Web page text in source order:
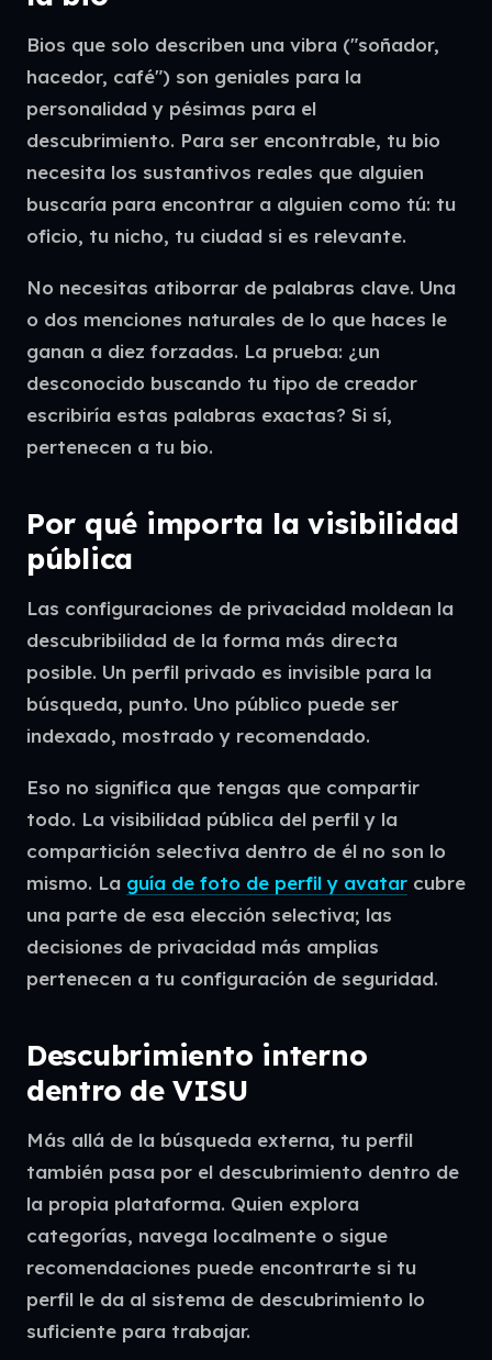
Bios que solo describen una vibra ("soñador,
hacedor, café") son geniales para la
personalidad y pésimas para el
descubrimiento. Para ser encontrable, tu bio
necesita los sustantivos reales que alguien
buscaría para encontrar a alguien como tú: tu
oficio, tu nicho, tu ciudad si es relevante.
No necesitas atiborrar de palabras clave. Una
o dos menciones naturales de lo que haces le
ganan a diez forzadas. La prueba: ¿un
desconocido buscando tu tipo de creador
escribiría estas palabras exactas? Si sí,
pertenecen a tu bio.
Por qué importa la visibilidad
pública
Las configuraciones de privacidad moldean la
descubribilidad de la forma más directa
posible. Un perfil privado es invisible para la
búsqueda, punto. Uno público puede ser
indexado, mostrado y recomendado.
Eso no significa que tengas que compartir
todo. La visibilidad pública del perfil y la
compartición selectiva dentro de él no son lo
mismo. La guía de foto de perfil y avatar cubre
una parte de esa elección selectiva; las
decisiones de privacidad más amplias
pertenecen a tu configuración de seguridad.
Descubrimiento interno
dentro de VISU
Más allá de la búsqueda externa, tu perfil
también pasa por el descubrimiento dentro de
la propia plataforma. Quien explora
categorías, navega localmente o sigue
recomendaciones puede encontrarte si tu
perfil le da al sistema de descubrimiento lo
suficiente para trabajar.